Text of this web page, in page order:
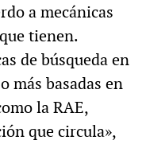
a mecánicas
tienen.
de búsqueda en
más basadas en
la RAE,
que circula»,